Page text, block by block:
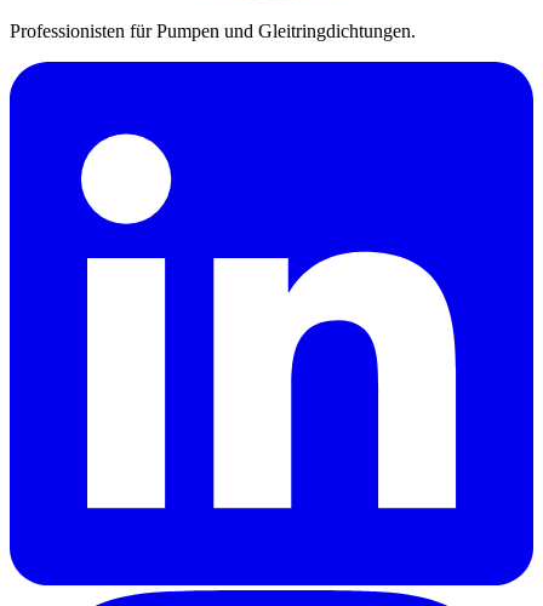
Professionisten für Pumpen und Gleitringdichtungen.